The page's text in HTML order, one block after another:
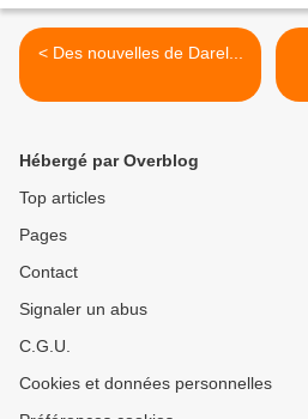
< Des nouvelles de Darel...
Hébergé par Overblog
Top articles
Pages
Contact
Signaler un abus
C.G.U.
Cookies et données personnelles